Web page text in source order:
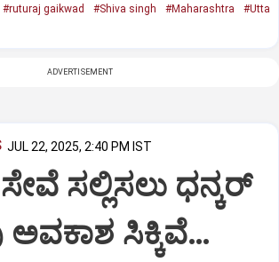
#ruturaj gaikwad #Shiva singh #Maharashtra
#Utta
ADVERTISEMENT
JUL 22, 2025, 2:40 PM IST
ಸಲ್ಲಿಸಲು ಧನ್ಕರ್‌
ಅವಕಾಶ ಸಿಕ್ಕಿವೆ…